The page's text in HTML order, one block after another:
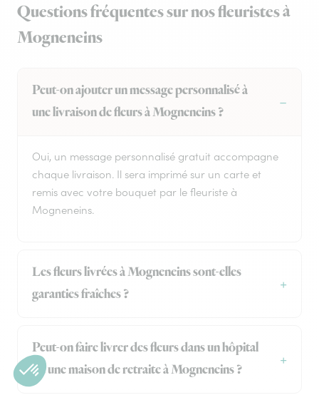
Questions fréquentes sur nos fleuristes à
Mogneneins
Peut-on ajouter un message personnalisé à
une livraison de fleurs à Mogneneins ?
Oui, un message personnalisé gratuit accompagne
chaque livraison. Il sera imprimé sur un carte et
remis avec votre bouquet par le fleuriste à
Mogneneins.
Les fleurs livrées à Mogneneins sont-elles
garanties fraîches ?
Peut-on faire livrer des fleurs dans un hôpital
ou une maison de retraite à Mogneneins ?